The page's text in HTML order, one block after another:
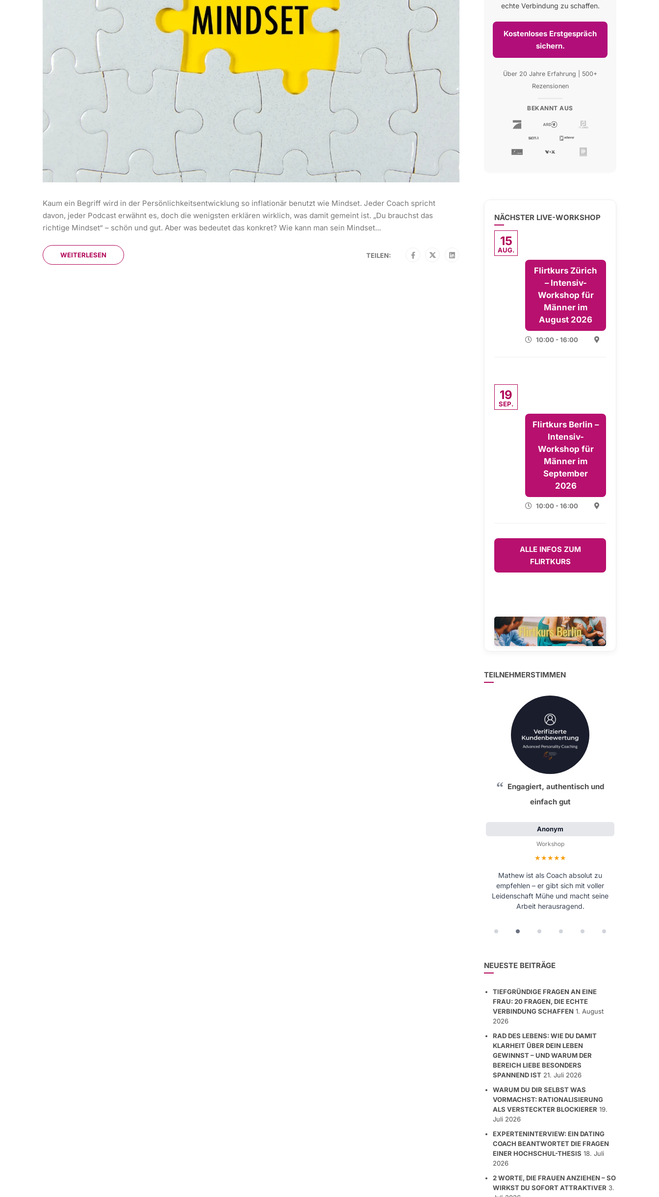
Kaum ein Begriff wird in der Persönlichkeitsentwicklung so inflationär benutzt wie Mindset. Jeder Coach spricht
davon, jeder Podcast erwähnt es, doch die wenigsten erklären wirklich, was damit gemeint ist. „Du brauchst das
richtige Mindset“ – schön und gut. Aber was bedeutet das konkret? Wie kann man sein Mindset...
WEITERLESEN TEILEN:
echte Verbindung zu schaffen.
Kostenloses Erstgespräch
sichern.
Über 20 Jahre Erfahrung | 500+
Rezensionen
BEKANNT AUS
NÄCHSTER LIVE-WORKSHOP
15
AUG.
Flirtkurs Zürich
– Intensiv-
Workshop für
Männer im
August 2026
10:00 - 16:00
19
SEP.
Flirtkurs Berlin –
Intensiv-
Workshop für
Männer im
September
2026
10:00 - 16:00
ALLE INFOS ZUM
FLIRTKURS
TEILNEHMERSTIMMEN
Engagiert, authentisch und
einfach gut
Anonym
Workshop
Bewertung: 5 von 5 Sternen
Mathew ist als Coach absolut zu
empfehlen – er gibt sich mit voller
Leidenschaft Mühe und macht seine
Arbeit herausragend.
NEUESTE BEITRÄGE
TIEFGRÜNDIGE FRAGEN AN EINE
FRAU: 20 FRAGEN, DIE ECHTE
VERBINDUNG SCHAFFEN 1. August
2026
RAD DES LEBENS: WIE DU DAMIT
KLARHEIT ÜBER DEIN LEBEN
GEWINNST – UND WARUM DER
BEREICH LIEBE BESONDERS
SPANNEND IST 21. Juli 2026
WARUM DU DIR SELBST WAS
VORMACHST: RATIONALISIERUNG
ALS VERSTECKTER BLOCKIERER 19.
Juli 2026
EXPERTENINTERVIEW: EIN DATING
COACH BEANTWORTET DIE FRAGEN
EINER HOCHSCHUL-THESIS 18. Juli
2026
2 WORTE, DIE FRAUEN ANZIEHEN – SO
WIRKST DU SOFORT ATTRAKTIVER 3.